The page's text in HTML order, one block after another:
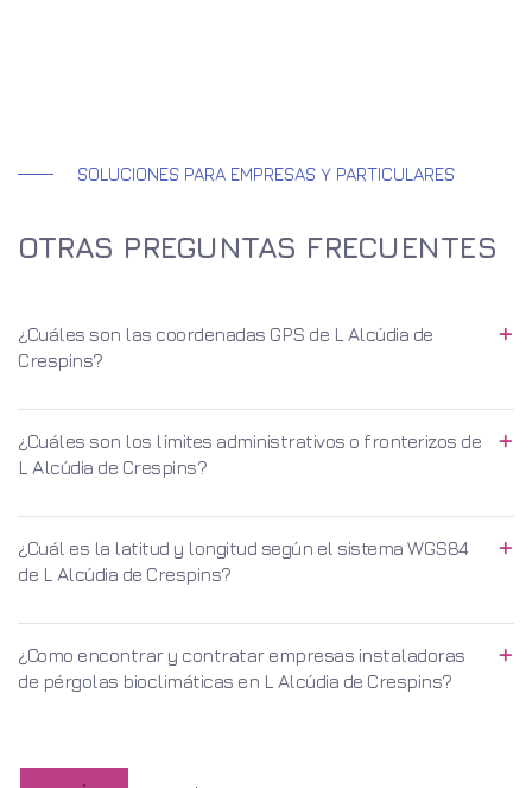
SOLUCIONES PARA EMPRESAS Y PARTICULARES
OTRAS PREGUNTAS FRECUENTES
¿Cuáles son las coordenadas GPS de L Alcúdia de
Crespins?
¿Cuáles son los límites administrativos o fronterizos de
L Alcúdia de Crespins?
¿Cuál es la latitud y longitud según el sistema WGS84
de L Alcúdia de Crespins?
¿Como encontrar y contratar empresas instaladoras
de pérgolas bioclimáticas en L Alcúdia de Crespins?